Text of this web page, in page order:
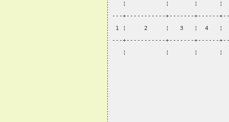
¦           ¦       ¦      ¦
---+-----------+-------+------
1 ¦     2     ¦   3   ¦  4   ¦
---+-----------+-------+------
¦           ¦       ¦      ¦